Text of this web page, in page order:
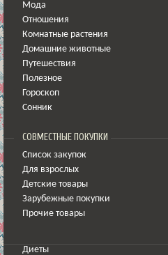
Мода
Отношения
Комнатные растения
Домашние животные
Путешествия
Полезное
Гороскоп
Сонник
СОВМЕСТНЫЕ ПОКУПКИ
Список закупок
Для взрослых
Детские товары
Зарубежные покупки
Прочие товары
Диеты